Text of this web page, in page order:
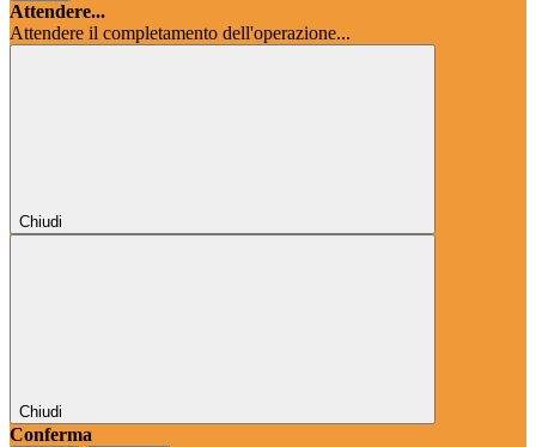
Attendere...
Attendere il completamento dell'operazione...
Chiudi
Chiudi
Conferma